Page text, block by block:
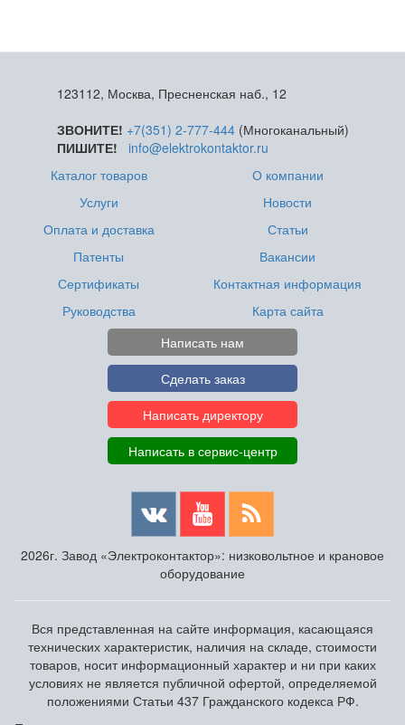
123112, Москва, Пресненская наб., 12
ЗВОНИТЕ! +7(351) 2-777-444(Многоканальный)
ПИШИТЕ!
info@elektrokontaktor.ru
Каталог товаров
Услуги
Оплата и доставка
Патенты
Сертификаты
Руководства
О компании
Новости
Статьи
Вакансии
Контактная информация
Карта сайта
Написать нам
Сделать заказ
Написать директору
Написать в сервис-центр
2026г. Завод «Электроконтактор»: низковольтное и крановое
оборудование
Вся представленная на сайте информация, касающаяся
технических характеристик, наличия на складе, стоимости
товаров, носит информационный характер и ни при каких
условиях не является публичной офертой, определяемой
положениями Статьи 437 Гражданского кодекса РФ.